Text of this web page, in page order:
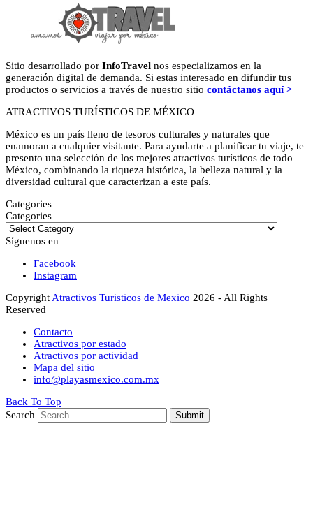
Sitio desarrollado por InfoTravel nos especializamos en la
generación digital de demanda. Si estas interesado en difundir tus
productos o servicios a través de nuestro sitio contáctanos aquí >
ATRACTIVOS TURÍSTICOS DE MÉXICO
México es un país lleno de tesoros culturales y naturales que
enamoran a cualquier visitante. Para ayudarte a planificar tu viaje, te
presento una selección de los mejores atractivos turísticos de todo
México, combinando la riqueza histórica, la belleza natural y la
diversidad cultural que caracterizan a este país.
Categories
Categories
Síguenos en
Facebook
Instagram
Copyright Atractivos Turisticos de Mexico 2026 - All Rights
Reserved
Contacto
Atractivos por estado
Atractivos por actividad
Mapa del sitio
info@playasmexico.com.mx
Back To Top
Search
Submit